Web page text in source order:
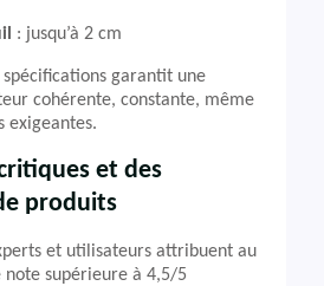
: jusqu’à 2 cm
spécifications garantit une
cohérente, constante, même
exigeantes.
et des
produits
et utilisateurs attribuent au
note supérieure à 4,5/5